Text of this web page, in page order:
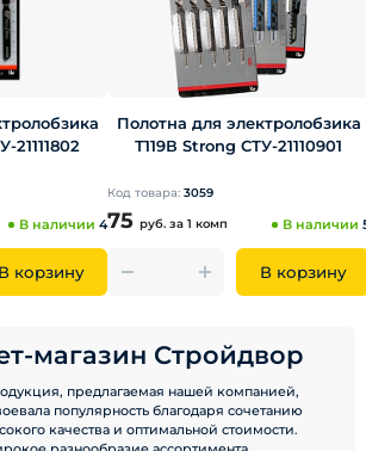
21111802
В наличии 4
В корзину
Полотна для электролобзика
Т119В Strong СТУ-21110901
Код товара: 3059
75 руб. за 1 комп В наличии
В корзину
магазин Стройдвор
предлагаемая нашей компанией,
популярность благодаря сочетанию
качества и оптимальной стоимости.